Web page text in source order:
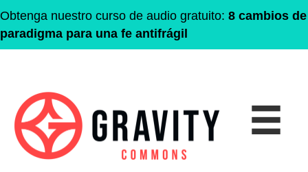
Obtenga nuestro curso de audio gratuito: 8 cambios de
paradigma para una fe antifrágil